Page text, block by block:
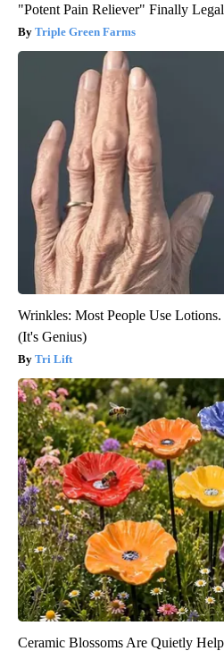
"Potent Pain Reliever" Finally
Triple Green Farms
Wrinkles: Most People Use
(It's Genius)
Tri Lift
Ceramic Blossoms Are Quietly